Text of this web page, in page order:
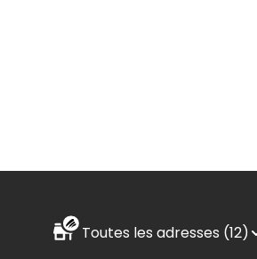
Toutes les adresses (12)